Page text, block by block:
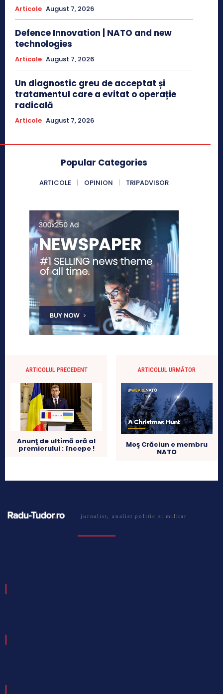
Articole August 7, 2026
Defence Innovation | NATO and new
technologies
Articole August 7, 2026
Un diagnostic greu de acceptat și
tratamentul care a evitat o operație
radicală
Articole August 7, 2026
Popular Categories
ARTICOLE OPINION TRIPADVISOR
ARTICOLUL PRECEDENT
Anunţ de ultimă oră al
premierului : începe !
ARTICOLUL URMĂTOR
Moş Crăciun e membru
NATO
jurnalist, analist politic si militar